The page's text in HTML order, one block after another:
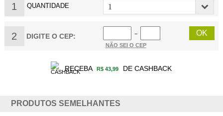
1 QUANTIDADE
2 DIGITE O CEP:
−
NÃO SEI O CEP
RECEBA R$ 43,99 DE CASHBACK
PRODUTOS SEMELHANTES